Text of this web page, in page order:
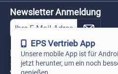
Newsletter Anmeldung
Mein Konto
EPS Vertrieb App
Unsere mobile App ist für
jetzt herunter, um ein noch